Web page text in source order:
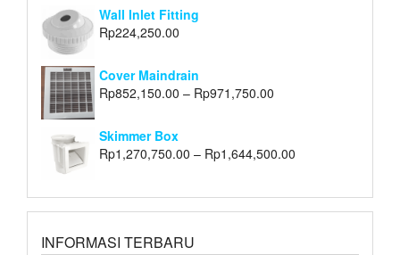
Wall Inlet Fitting
Rp224,250.00
Cover Maindrain
Rp852,150.00 – Rp971,750.00
Skimmer Box
Rp1,270,750.00 – Rp1,644,500.00
INFORMASI TERBARU